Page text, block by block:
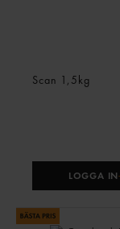
Scan 1,5kg
LOGGA IN